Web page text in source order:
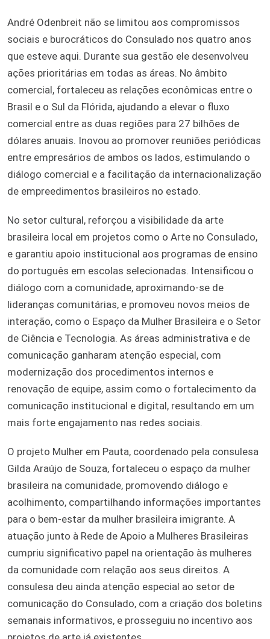
André Odenbreit não se limitou aos compromissos
sociais e burocráticos do Consulado nos quatro anos
que esteve aqui. Durante sua gestão ele desenvolveu
ações prioritárias em todas as áreas. No âmbito
comercial, fortaleceu as relações econômicas entre o
Brasil e o Sul da Flórida, ajudando a elevar o fluxo
comercial entre as duas regiões para 27 bilhões de
dólares anuais. Inovou ao promover reuniões periódicas
entre empresários de ambos os lados, estimulando o
diálogo comercial e a facilitação da internacionalização
de empreedimentos brasileiros no estado.
No setor cultural, reforçou a visibilidade da arte
brasileira local em projetos como o Arte no Consulado,
e garantiu apoio institucional aos programas de ensino
do português em escolas selecionadas. Intensificou o
diálogo com a comunidade, aproximando-se de
lideranças comunitárias, e promoveu novos meios de
interação, como o Espaço da Mulher Brasileira e o Setor
de Ciência e Tecnologia. As áreas administrativa e de
comunicação ganharam atenção especial, com
modernização dos procedimentos internos e
renovação de equipe, assim como o fortalecimento da
comunicação institucional e digital, resultando em um
mais forte engajamento nas redes sociais.
O projeto Mulher em Pauta, coordenado pela consulesa
Gilda Araújo de Souza, fortaleceu o espaço da mulher
brasileira na comunidade, promovendo diálogo e
acolhimento, compartilhando informações importantes
para o bem-estar da mulher brasileira imigrante. A
atuação junto à Rede de Apoio a Mulheres Brasileiras
cumpriu significativo papel na orientação às mulheres
da comunidade com relação aos seus direitos. A
consulesa deu ainda atenção especial ao setor de
comunicação do Consulado, com a criação dos boletins
semanais informativos, e prosseguiu no incentivo aos